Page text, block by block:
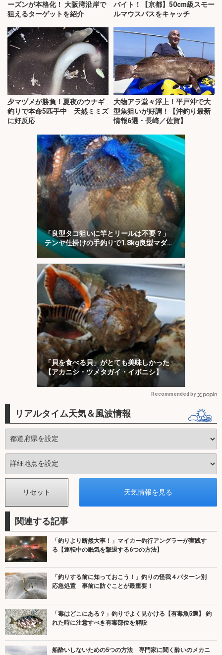
ーズンが本格化！ 大阪湾沿岸で
狙えるターゲットを紹介
バイト！【京都】50cm級スモー
ルマウスバスをキャッチ
夕マヅメが勝負！夏夜のウナギ
釣りで本命5匹手中 天然ミミズ
に好反応
大物アラ堂々浮上！平戸沖で大
型魚狙いが好調！【沖釣り最新
情報6選・長崎／佐賀】
「良型タコ狙いに竿とリールは不要？」
テンヤ仕掛けの手釣りで1.8kg良型マダ
コ！【川崎丸・東京湾】
「貝を食べる貝」がとても美味しかった
【アカニシ・ツメタガイ・イボニシ】
Recommended by
リアルタイム天気＆風波情報
関連する記事
「釣りより断然大事！」マイカー釣行アングラーが実践す
る【運転中の眠気を撃退する6つの方法】
「釣りする前に知っておこう！」釣りの怪我４パターン別
応急処置 事前に防ぐことが最重要！
「毒はどこにある？」釣りでよく見かける【有毒魚5選】 釣
れた時に注意すべき有毒部位を解説
船酔いしないための5つの方法 専門家に聞く酔いのメカニ